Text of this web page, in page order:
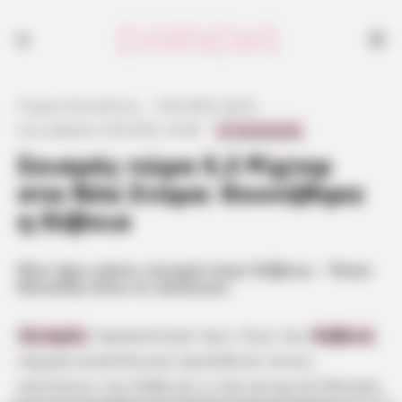
Σεισμός τώρα 5,2 Ρίχτερ
στα Νέα Στύρα: Κουνήθηκε
η Εύβοια
Που έχει κάνει σεισμό στην Εύβοια – Ήταν
Σεισμός Εύβοια